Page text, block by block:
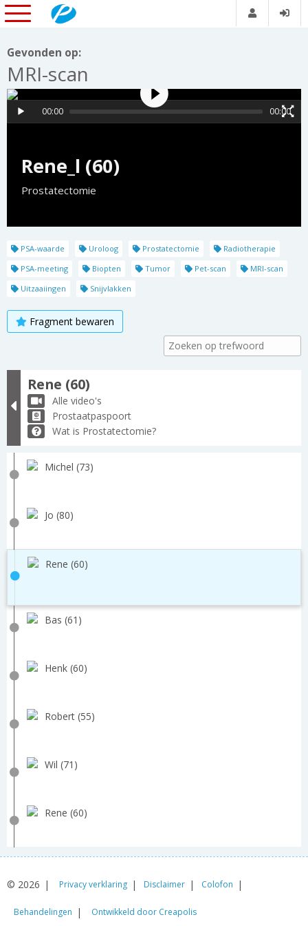
Gevonden op:
MRI-scan
Rene_l (60)
Prostatectomie
00:00 00:00
PSA-waarde Uroloog Prostatectomie
Radiotherapie
PSA-meeting
Biopten Tumor Pet-scan
MRI-scan
Uitzaaiingen
Snijvlakken
Fragment bewaren
Rene (60)
Alle video's
Prostaatpaspoort
Wat is Prostatectomie?
Michel (73)
Jo (80)
Rene (60)
Bas (61)
Henk (60)
Robert (55)
Wil (71)
Rene (60)
© 2026 Privacy verklaring Disclaimer Colofon
Behandelingen Ontwikkeld door Creapolis